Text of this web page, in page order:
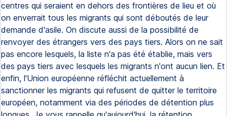
centres qui seraient en dehors des frontières de lieu et où
on enverrait tous les migrants qui sont déboutés de leur
demande d'asile. On discute aussi de la possibilité de
renvoyer des étrangers vers des pays tiers. Alors on ne sait
pas encore lesquels, la liste n'a pas été établie, mais vers
des pays tiers avec lesquels les migrants n'ont aucun lien. Et
enfin, l'Union européenne réfléchit actuellement à
sanctionner les migrants qui refusent de quitter le territoire
européen, notamment via des périodes de détention plus